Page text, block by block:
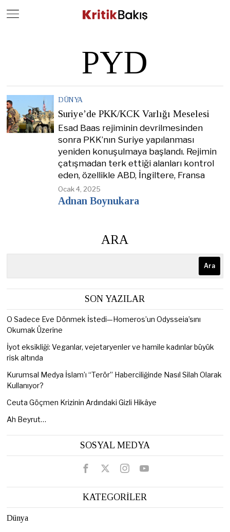
PYD
DÜNYA
Suriye’de PKK/KCK Varlığı Meselesi
Esad Baas rejiminin devrilmesinden
sonra PKK’nın Suriye yapılanması
yeniden konuşulmaya başlandı. Rejimin
çatışmadan terk ettiği alanları kontrol
eden, özellikle ABD, İngiltere, Fransa
Ocak 4, 2025
Adnan Boynukara
ARA
Ara
SON YAZILAR
O Sadece Eve Dönmek İstedi—Homeros’un Odysseia’sını
Okumak Üzerine
İyot eksikliği: Veganlar, vejetaryenler ve hamile kadınlar büyük
risk altında
Kurumsal Medya İslam’ı “Terör” Haberciliğinde Nasıl Silah Olarak
Kullanıyor?
Ceuta Göçmen Krizinin Ardındaki Gizli Hikâye
Ah Beyrut…
SOSYAL MEDYA
KATEGORİLER
Dünya